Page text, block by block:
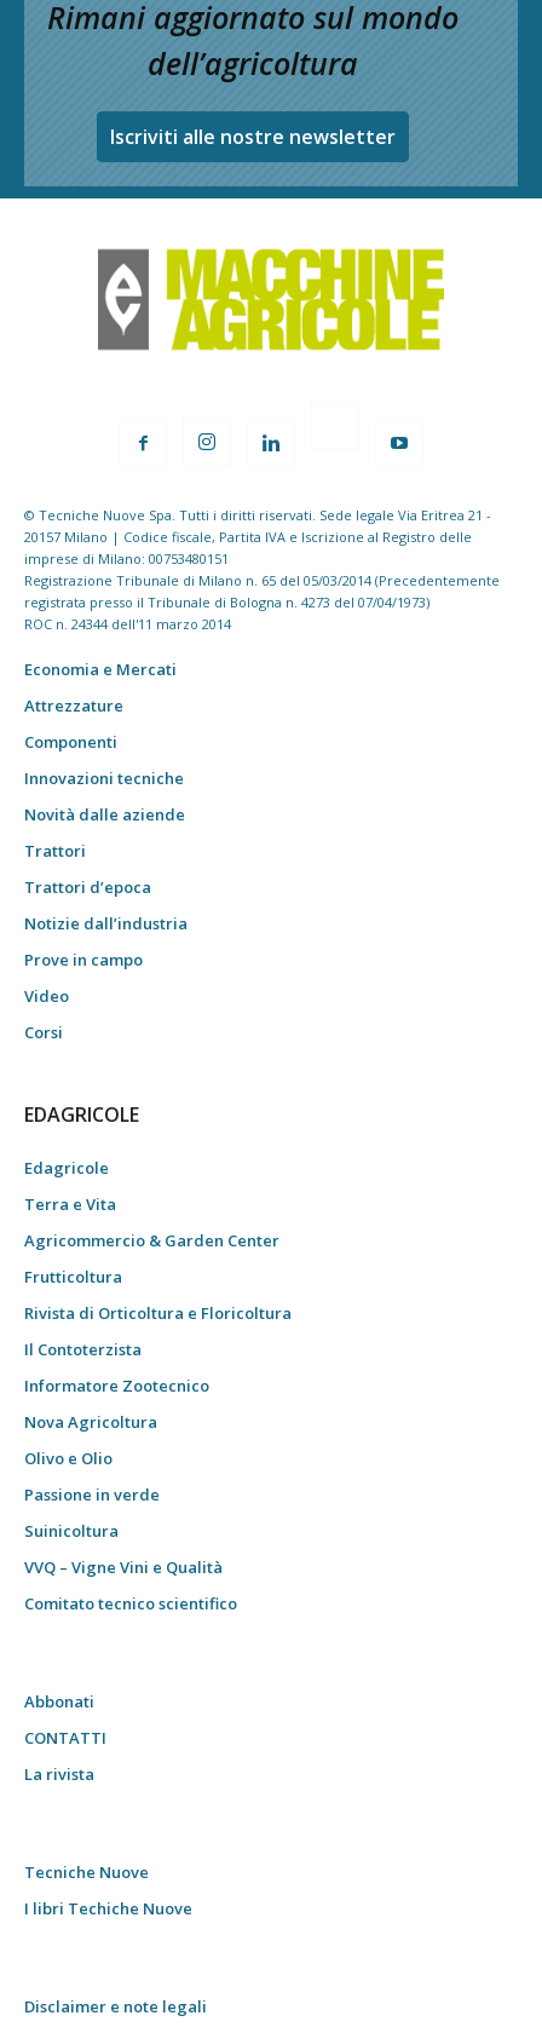
Rimani aggiornato sul mondo
dell’agricoltura
Iscriviti alle nostre newsletter
© Tecniche Nuove Spa. Tutti i diritti riservati. Sede legale Via Eritrea 21 -
20157 Milano | Codice fiscale, Partita IVA e Iscrizione al Registro delle
imprese di Milano: 00753480151
Registrazione Tribunale di Milano n. 65 del 05/03/2014 (Precedentemente
registrata presso il Tribunale di Bologna n. 4273 del 07/04/1973)
ROC n. 24344 dell'11 marzo 2014
Economia e Mercati
Attrezzature
Componenti
Innovazioni tecniche
Novità dalle aziende
Trattori
Trattori d’epoca
Notizie dall’industria
Prove in campo
Video
Corsi
EDAGRICOLE
Edagricole
Terra e Vita
Agricommercio & Garden Center
Frutticoltura
Rivista di Orticoltura e Floricoltura
Il Contoterzista
Informatore Zootecnico
Nova Agricoltura
Olivo e Olio
Passione in verde
Suinicoltura
VVQ – Vigne Vini e Qualità
Comitato tecnico scientifico
Abbonati
CONTATTI
La rivista
Tecniche Nuove
I libri Techiche Nuove
Disclaimer e note legali